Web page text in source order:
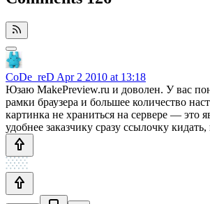
CoDe_reD Apr 2 2010 at 13:18
Юзаю MakePreview.ru и доволен. У вас
рамки браузера и большее количество
картинка не храниться на сервере — это
удобнее заказчику сразу ссылочку